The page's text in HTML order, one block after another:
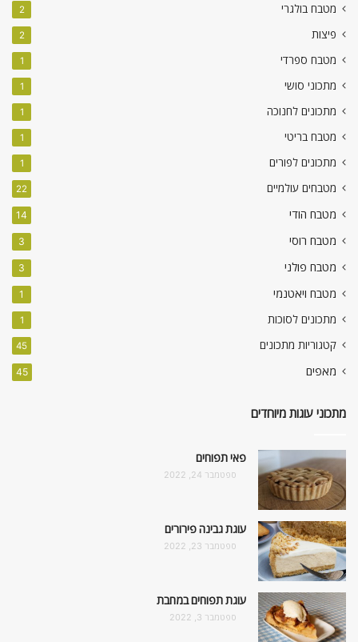
מטבח בולגרי 2
פיצות 2
מטבח ספרדי 1
מתכוני סושי 1
מתכונים לחנוכה 1
מטבח בריטי 1
מתכונים לפורים 1
מטבחים עולמיים 22
מטבח הודי 14
מטבח רוסי 3
מטבח פולני 3
מטבח ויאטנמי 1
מתכונים לסוכות 1
קטגוריות מתכונים 45
מאפים 45
מתכוני עוגות מיוחדים
פאי תפוחים
ספטמבר 24, 2022
עוגת גבינה פירורים
ספטמבר 23, 2022
עוגת תפוחים במחבת
ספטמבר 3, 2022